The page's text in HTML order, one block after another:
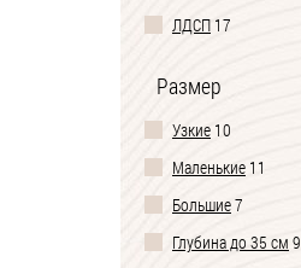
ЛДСП 17
Размер
Узкие 10
Маленькие 11
Большие7
Глубина до 35 см 9